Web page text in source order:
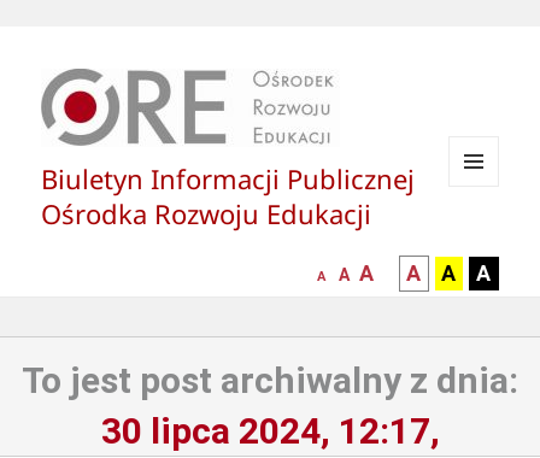
Biuletyn Informacji Publicznej
Ośrodka Rozwoju Edukacji
mniejsza
A
normalna
A
większa-
czcionka
A
kontrast
czarny
białym
A
kontrast
czarny
zółtym
A
żółty
A
To jest post archiwalny z dnia:
30 lipca 2024, 12:17,